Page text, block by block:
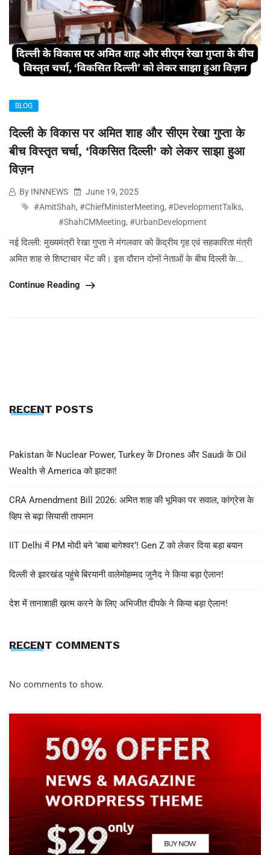
BLOG
दिल्ली के विकास पर अमित शाह और सीएम रेखा गुप्ता के
बीच विस्तृत चर्चा, ‘विकसित दिल्ली’ को लेकर साझा हुआ
विज़न
By INNNEWS
June 19, 2025
#AmitShah, #ChiefMinisterMeeting, #DevelopmentTalks,
#ShahCMMeeting, #UrbanDevelopment
नई दिल्ली: मुख्यमंत्री रेखा गुप्ता ने मंगलवार को केंद्रीय गृह एवं सहकारिता मंत्री
अमित शाह से शिष्टाचार भेंट की। इस दौरान दोनों नेताओं के बीच दिल्ली के...
Continue Reading
RECENT POSTS
Pakistan के Nuclear Power, Turkey के Drones और Saudi के Oil
Wealth से America को झटका!
CRA Amendment Bill 2026: अमित शाह की भूमिका पर सवाल, कांग्रेस के
व्हिप से बढ़ा सियासी तापमान
IIT Delhi में PM मोदी बने ‘बाबा बागेश्वर’! Gen Z को लेकर दिया बड़ा बयान
दिल्ली से झारखंड पहुंचे बिरयानी वालेमोहम्मद जुनैद ने किया बड़ा ऐलान!
देश में तानाशाही ख़त्म करने के लिए अभिजीत दीपके ने किया बड़ा ऐलान!
RECENT COMMENTS
No comments to show.